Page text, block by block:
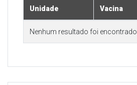
Unidade Vacina
Nenhum resultado foi encontrado.